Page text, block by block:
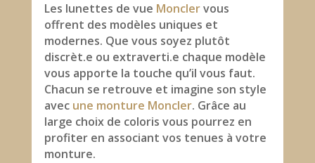
Les lunettes de vue Monclervous
offrent des modèles uniques et
modernes. Que vous soyez plutôt
discrèt.e ou extraverti.e chaque modèle
vous apporte la touche qu’il vous faut.
Chacun se retrouve et imagine son style
avec une monture Moncler. Grâce au
large choix de coloris vous pourrez en
profiter en associant vos tenues à votre
monture.